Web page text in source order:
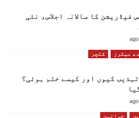
فیڈریشن کا سالانہ اجلاس، نئی
میٹرز کلچر
کیوں اور کیسے ختم ہوئی؟
خواتین